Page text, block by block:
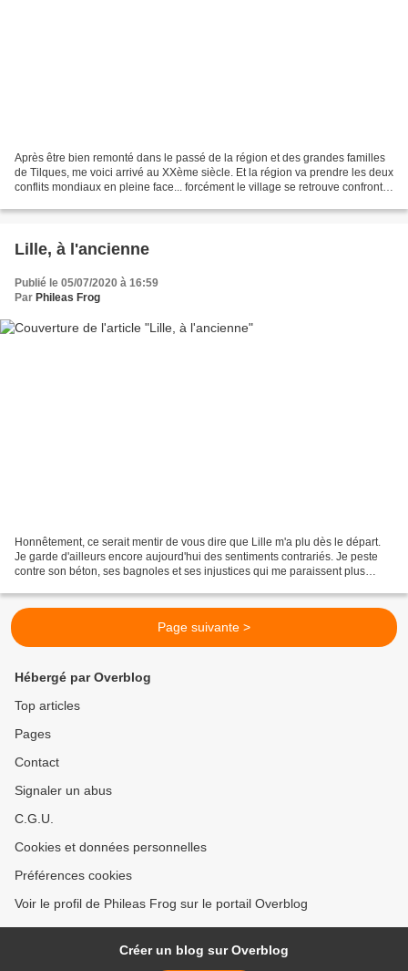
Après être bien remonté dans le passé de la région et des grandes familles
de Tilques, me voici arrivé au XXème siècle. Et la région va prendre les deux
conflits mondiaux en pleine face... forcément le village se retrouve confronté
Lille, à l'ancienne
Publié le 05/07/2020 à 16:59
Par Phileas Frog
Honnêtement, ce serait mentir de vous dire que Lille m'a plu dès le départ.
Je garde d'ailleurs encore aujourd'hui des sentiments contrariés. Je peste
contre son béton, ses bagnoles et ses injustices qui me paraissent plus
Page suivante >
Hébergé par Overblog
Top articles
Pages
Contact
Signaler un abus
C.G.U.
Cookies et données personnelles
Préférences cookies
Voir le profil de Phileas Frog sur le portail Overblog
Créer un blog sur Overblog